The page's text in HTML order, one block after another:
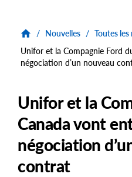
/ Nouvelles / Toutes
Unifor et la Compagnie Ford
négociation d’un nouveau
Unifor et la
Canada vont
négociation
contrat